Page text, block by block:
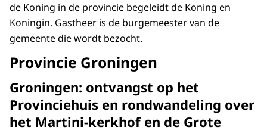
de Koning in de provincie begeleidt de Koning en
Koningin. Gastheer is de burgemeester van de
gemeente die wordt bezocht.
Provincie Groningen
Groningen: ontvangst op het
Provinciehuis en rondwandeling over
het Martini-kerkhof en de Grote